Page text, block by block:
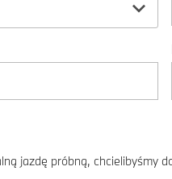
jazdę próbną, chcielibyśmy